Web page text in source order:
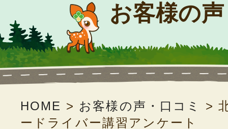
お客様の
HOME > お客様の声・口コミ >
ードライバー講習アンケート